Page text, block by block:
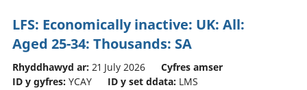
LFS: Economically inactive: UK: All:
Aged 25-34: Thousands: SA
Rhyddhawyd ar: 21 July 2026
Cyfres amser
ID y gyfres: YCAY ID y set ddata: LMS